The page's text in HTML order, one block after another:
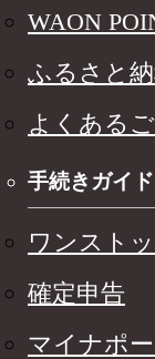
WAON
ふるさと
よくある
手続きガイド
ワンスト
確定申告
マイナポ